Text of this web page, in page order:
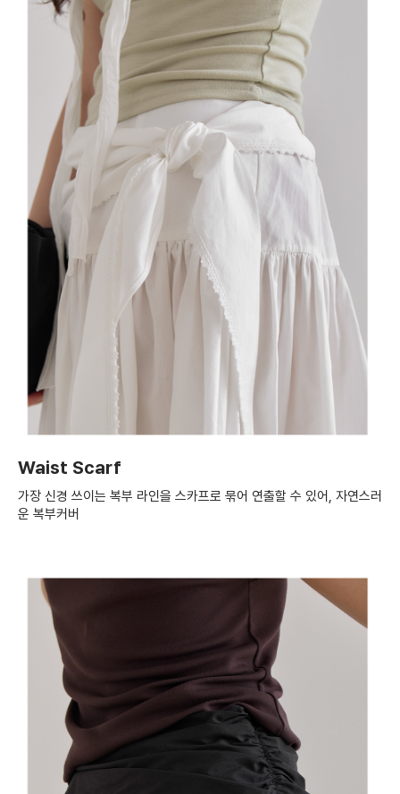
Waist Scarf
가장 신경 쓰이는 복부 라인을 스카프로 묶어 연출할 수 있어, 자연스러
운 복부커버